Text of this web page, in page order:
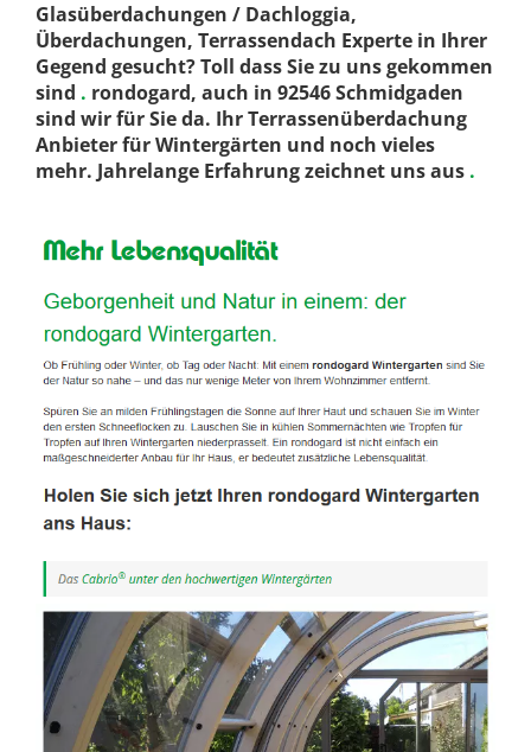
Glasüberdachungen / Dachloggia,
Überdachungen, Terrassendach Experte in Ihrer
Gegend gesucht? Toll dass Sie zu uns gekommen
sind . rondogard, auch in 92546 Schmidgaden
sind wir für Sie da. Ihr Terrassenüberdachung
Anbieter für Wintergärten und noch vieles
mehr. Jahrelange Erfahrung zeichnet uns aus .